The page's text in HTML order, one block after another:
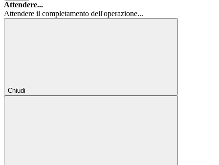
Attendere...
Attendere il completamento dell'operazione...
Chiudi